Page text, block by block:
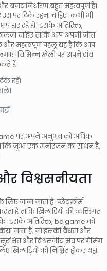
निर्धारण बहुत महत्वपूर्ण हैं।
पर टिके रहना चाहिए। कभी भी
रहे हों। इसके अतिरिक्त,
चाहिए ताकि आप अपनी जीत
और महत्वपूर्ण पहलू यह है कि आप
विभिन्न खेलों पर अपने दांव
हैं।
रहें।
पर अपने अनुभव को अधिक
कि जुआ एक मनोरंजन का साधन है,
विश्वसनीयता
जाना जाता है। प्लेटफ़ॉर्म
है ताकि खिलाड़ियों की व्यक्तिगत
इसके अतिरिक्त, bc game को
जाता है, जो इसकी वैधता और
सुरक्षित और विश्वसनीय मंच पर गेमिंग
खिलाड़ियों को निश्चिंत होकर यहां